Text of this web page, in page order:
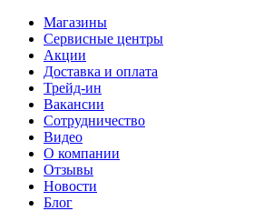
Магазины
Сервисные центры
Акции
Доставка и оплата
Трейд-ин
Вакансии
Сотрудничество
Видео
О компании
Отзывы
Новости
Блог